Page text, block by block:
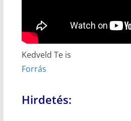
Kedveld Te is
Forrás
Hirdetés: